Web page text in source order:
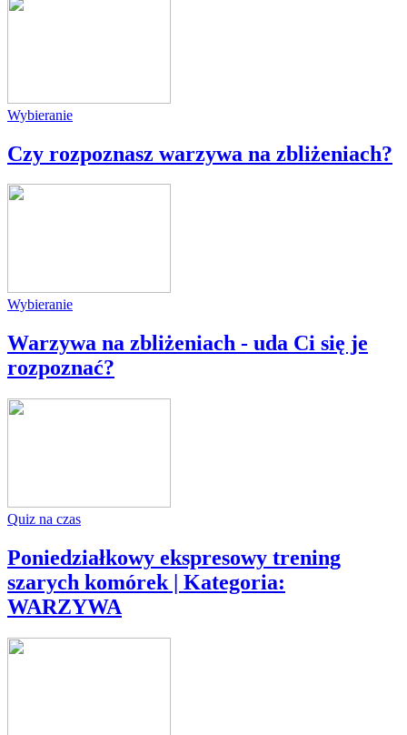
Wybieranie
Czy rozpoznasz warzywa na zbliżeniach?
Wybieranie
Warzywa na zbliżeniach - uda Ci się je
rozpoznać?
Quiz na czas
Poniedziałkowy ekspresowy trening
szarych komórek | Kategoria:
WARZYWA